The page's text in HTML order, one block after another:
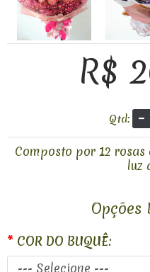
R$
Qtd:
Composto por 12
luz
Opções
* COR DO BUQUÊ: